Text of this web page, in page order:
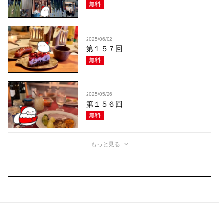
無料
2025/06/02
第１５７回
無料
2025/05/26
第１５６回
無料
もっと見る